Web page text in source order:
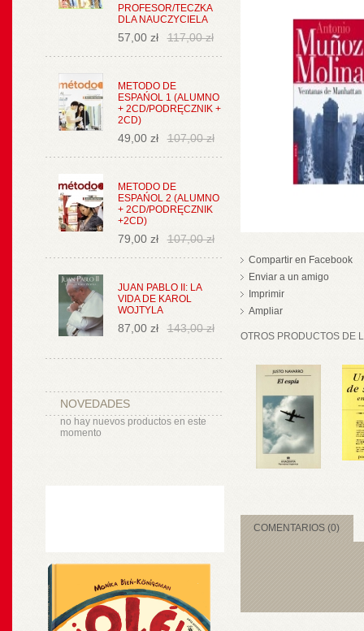
PROFESOR/TECZKA
DLA NAUCZYCIELA
57,00 zł 117,00 zł
METODO DE
ESPAŃOL 1 (ALUMNO
+ 2CD/PODRĘCZNIK +
2CD)
49,00 zł 107,00 zł
METODO DE
ESPAŃOL 2 (ALUMNO
+ 2CD/PODRĘCZNIK
+2CD)
79,00 zł 107,00 zł
JUAN PABLO II: LA
VIDA DE KAROL
WOJTYLA
87,00 zł 143,00 zł
NOVEDADES
no hay nuevos productos en este
momento
Compartir en Facebook
Enviar a un amigo
Imprimir
Ampliar
OTROS PRODUCTOS DE
COMENTARIOS (0)